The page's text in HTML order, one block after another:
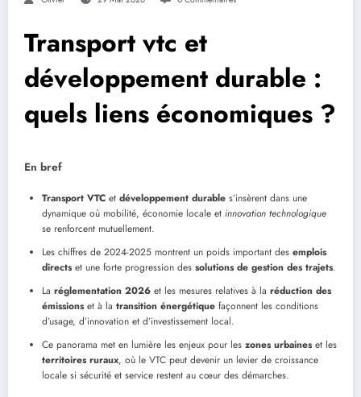
Transport vtc et
développement durable :
quels liens économiques ?
En bref
Transport VTC et développement durable s’insèrent dans une
dynamique où mobilité, économie locale et innovation technologique
se renforcent mutuellement.
Les chiffres de 2024-2025 montrent un poids important des emplois
directset une forte progression des solutions de gestion des trajets.
La réglementation 2026 et les mesures relatives à la réduction des
émissionset à la transition énergétique façonnent les conditions
d’usage, d’innovation et d’investissement local.
Ce panorama met en lumière les enjeux pour les zones urbaineset les
territoires ruraux, où le VTC peut devenir un levier de croissance
locale si sécurité et service restent au cœur des démarches.